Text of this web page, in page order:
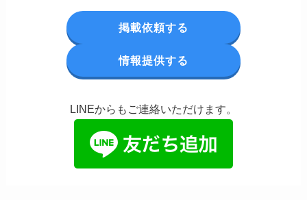
掲載依頼する
情報提供する
LINEからもご連絡いただけます。